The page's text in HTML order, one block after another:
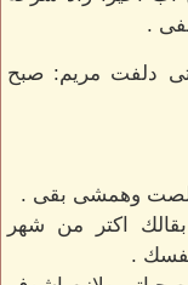
.
دلفت مريم: صبح
خلصت وهمشى بقى .
اكتر من شهر
.